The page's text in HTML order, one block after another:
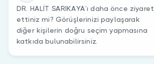
DR. HALİT SARIKAYA’ı daha önce ziyaret
ettiniz mi? Görüşlerinizi paylaşarak
diğer kişilerin doğru seçim yapmasına
katkıda bulunabilirsiniz.